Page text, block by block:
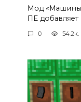
Мод «Машины
ПЕ добавляет
0 54.2к.